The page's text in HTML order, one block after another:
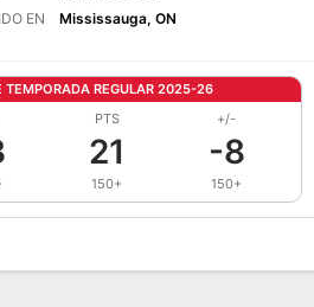
EN
Mississauga, ON
TEMPORADA REGULAR 2025-26
PTS
21
150+
+/-
-8
150+